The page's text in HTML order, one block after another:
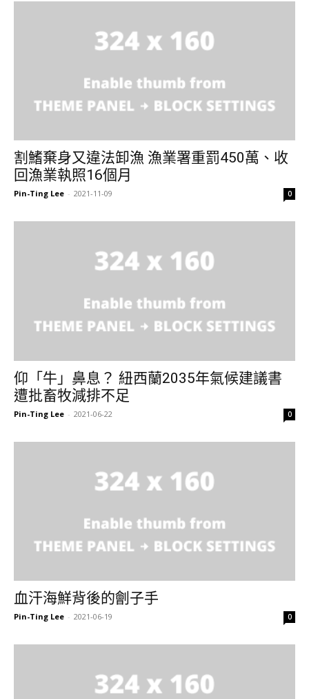
割鰭棄身又違法卸漁 漁業署重罰450萬、收
回漁業執照16個月
Pin-Ting Lee - 2021-11-09 0
仰「牛」鼻息？ 紐西蘭2035年氣候建議書
遭批畜牧減排不足
Pin-Ting Lee - 2021-06-22 0
血汗海鮮背後的劊子手
Pin-Ting Lee - 2021-06-19 0